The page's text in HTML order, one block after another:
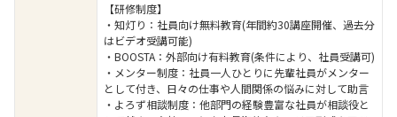
【研修制度】
・知灯り：社員向け無料教育(年間約30講座開催、過去分
はビデオ受講可能)
・BOOSTA：外部向け有料教育(条件により、社員受講可)
・メンター制度：社員一人ひとりに先輩社員がメンター
として付き、日々の仕事や人間関係の悩みに対して助言
・よろず相談制度：他部門の経験豊富な社員が相談役と